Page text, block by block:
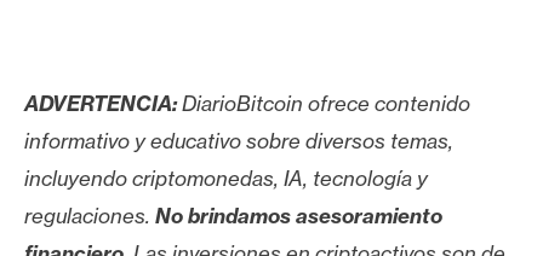
ADVERTENCIA:DiarioBitcoin ofrece contenido
informativo y educativo sobre diversos temas,
incluyendo criptomonedas, IA, tecnología y
regulaciones. No brindamos asesoramiento